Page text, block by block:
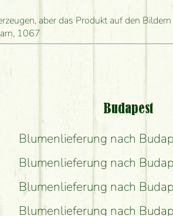
Sie ihn frühestens liefern?
aber das Produkt auf den Bildern
1067
Budapest
Blumenlieferung nach
Blumenlieferung nach
Blumenlieferung nach
Blumenlieferung nach